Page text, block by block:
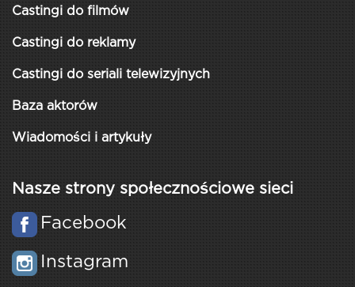
Castingi do filmów
Castingi do reklamy
Castingi do seriali telewizyjnych
Baza aktorów
Wiadomości i artykuły
Nasze strony społecznościowe sieci
Facebook
Instagram